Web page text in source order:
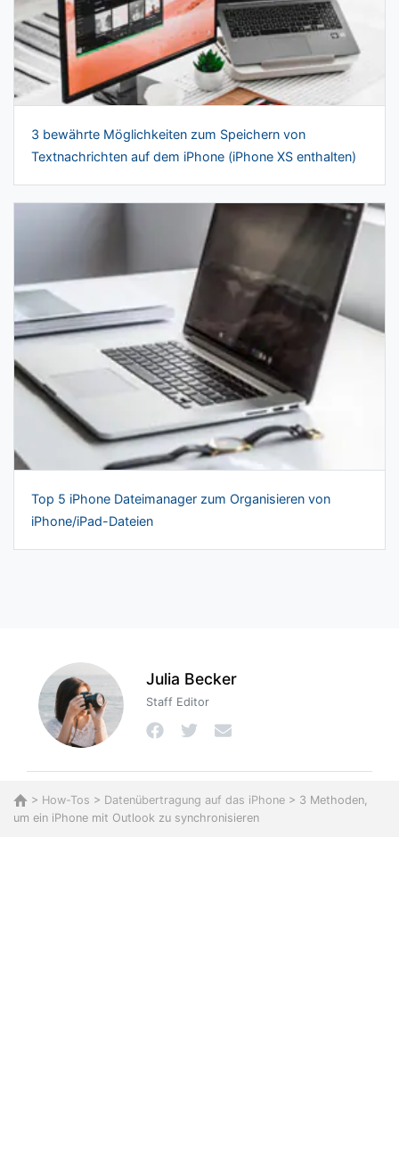
3 bewährte Möglichkeiten zum Speichern von
Textnachrichten auf dem iPhone (iPhone XS enthalten)
Top 5 iPhone Dateimanager zum Organisieren von
iPhone/iPad-Dateien
Julia Becker
Staff Editor
> How-Tos > Datenübertragung auf das iPhone > 3 Methoden,
um ein iPhone mit Outlook zu synchronisieren